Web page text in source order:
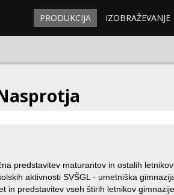
PRODUKCIJA IZOBRAŽEVANJE
predstavitev maturantov in ostalih
aktivnosti SVŠGL - umetniška
in predstavitev vseh štirih letnikov